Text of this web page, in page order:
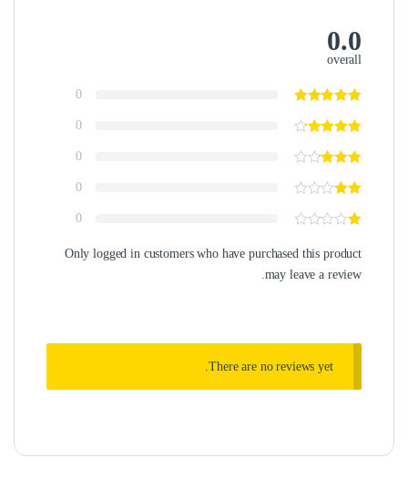
0.0
overall
0
0
0
0
0
Only logged in customers who have purchased this product
may leave a review.
There are no reviews yet.